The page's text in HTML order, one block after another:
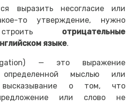
выразить несогласие или
то утверждение, нужно
строить отрицательные
языке.
— это выражение
мыслью или
высказывание о том, что
или слово не